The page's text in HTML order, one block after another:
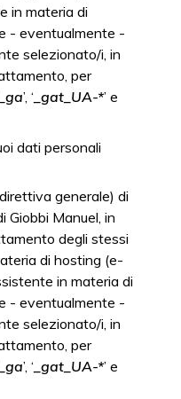
in materia di
- eventualmente -
selezionato/i, in
per
_ga’, ‘ _gat_UA-*’ e
dati personali
generale) di
Giobbi Manuel, in
degli stessi
di hosting (e-
in materia di
- eventualmente -
selezionato/i, in
per
_ga’, ‘ _gat_UA-*’ e